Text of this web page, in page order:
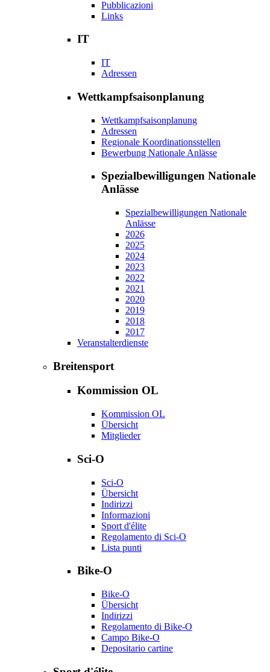
Pubblicazioni
Links
IT
IT
Adressen
Wettkampfsaisonplanung
Wettkampfsaisonplanung
Adressen
Regionale Koordinationsstellen
Bewerbung Nationale Anlässe
Spezialbewilligungen Nationale
Anlässe
Spezialbewilligungen Nationale
Anlässe
2026
2025
2024
2023
2022
2021
2020
2019
2018
2017
Veranstalterdienste
Breitensport
Kommission OL
Kommission OL
Übersicht
Mitglieder
Sci-O
Sci-O
Übersicht
Indirizzi
Informazioni
Sport d'élite
Regolamento di Sci-O
Lista punti
Bike-O
Bike-O
Übersicht
Indirizzi
Regolamento di Bike-O
Campo Bike-O
Depositario cartine